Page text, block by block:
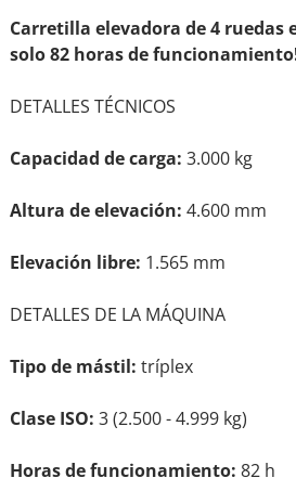
Carretilla elevadora de 4 ruedas
solo 82 horas de
DETALLES TÉCNICOS
Capacidad de carga: 3.000 kg
Altura de elevación: 4.600 mm
Elevación libre: 1.565 mm
DETALLES DE LA MÁQUINA
Tipo de mástil: tríplex
Clase ISO: 3 (2.500 - 4.999 kg)
Horas de funcionamiento: 82 h